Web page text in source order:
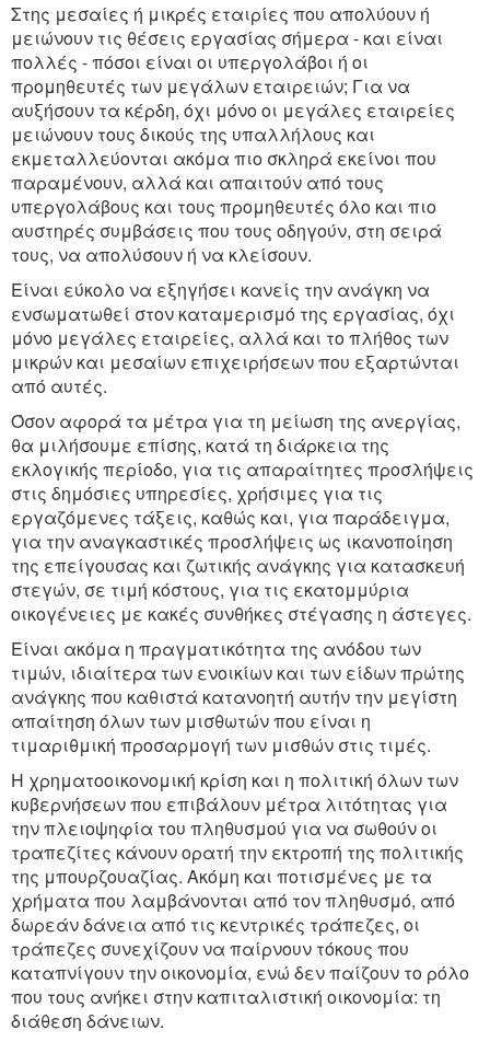
Στης μεσαίες ή μικρές εταιρίες που απολύουν ή
μειώνουν τις θέσεις εργασίας σήμερα - και είναι
πολλές - πόσοι είναι οι υπεργολάβοι ή οι
προμηθευτές των μεγάλων εταιρειών; Για να
αυξήσουν τα κέρδη, όχι μόνο οι μεγάλες εταιρείες
μειώνουν τους δικούς της υπαλλήλους και
εκμεταλλεύονται ακόμα πιο σκληρά εκείνοι που
παραμένουν, αλλά και απαιτούν από τους
υπεργολάβους και τους προμηθευτές όλο και πιο
αυστηρές συμβάσεις που τους οδηγούν, στη σειρά
τους, να απολύσουν ή να κλείσουν.
Είναι εύκολο να εξηγήσει κανείς την ανάγκη να
ενσωματωθεί στον καταμερισμό της εργασίας, όχι
μόνο μεγάλες εταιρείες, αλλά και το πλήθος των
μικρών και μεσαίων επιχειρήσεων που εξαρτώνται
από αυτές.
Όσον αφορά τα μέτρα για τη μείωση της ανεργίας,
θα μιλήσουμε επίσης, κατά τη διάρκεια της
εκλογικής περίοδο, για τις απαραίτητες προσλήψεις
στις δημόσιες υπηρεσίες, χρήσιμες για τις
εργαζόμενες τάξεις, καθώς και, για παράδειγμα,
για την αναγκαστικές προσλήψεις ως ικανοποίηση
της επείγουσας και ζωτικής ανάγκης για κατασκευή
στεγών, σε τιμή κόστους, για τις εκατομμύρια
οικογένειες με κακές συνθήκες στέγασης η άστεγες.
Είναι ακόμα η πραγματικότητα της ανόδου των
τιμών, ιδιαίτερα των ενοικίων και των είδων πρώτης
ανάγκης που καθιστά κατανοητή αυτήν την μεγίστη
απαίτηση όλων των μισθωτών που είναι η
τιμαριθμική προσαρμογή των μισθών στις τιμές.
Η χρηματοοικονομική κρίση και η πολιτική όλων των
κυβερνήσεων που επιβάλουν μέτρα λιτότητας για
την πλειοψηφία του πληθυσμού για να σωθούν οι
τραπεζίτες κάνουν ορατή την εκτροπή της πολιτικής
της μπουρζουαζίας. Ακόμη και ποτισμένες με τα
χρήματα που λαμβάνονται από τον πληθυσμό, από
δωρεάν δάνεια από τις κεντρικές τράπεζες, οι
τράπεζες συνεχίζουν να παίρνουν τόκους που
καταπνίγουν την οικονομία, ενώ δεν παίζουν το ρόλο
που τους ανήκει στην καπιταλιστική οικονομία: τη
διάθεση δάνειων.